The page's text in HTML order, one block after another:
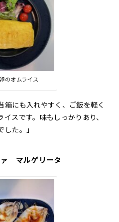
のオムライス
にも入れやすく、ご飯を軽く
スです。味もしっかりあり、
た。」
ァ マルゲリータ